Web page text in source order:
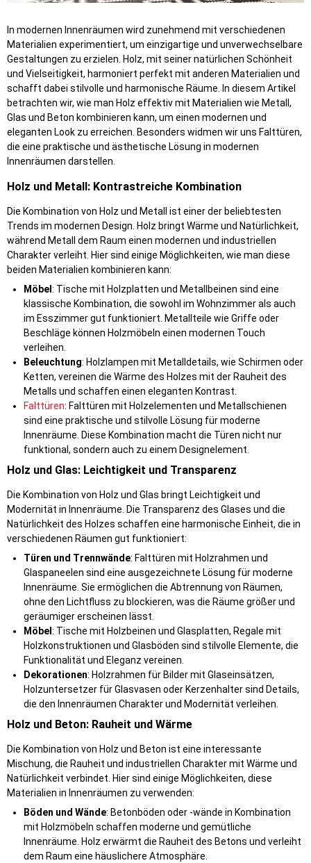
In modernen Innenräumen wird zunehmend mit verschiedenen
Materialien experimentiert, um einzigartige und unverwechselbare
Gestaltungen zu erzielen. Holz, mit seiner natürlichen Schönheit
und Vielseitigkeit, harmoniert perfekt mit anderen Materialien und
schafft dabei stilvolle und harmonische Räume. In diesem Artikel
betrachten wir, wie man Holz effektiv mit Materialien wie Metall,
Glas und Beton kombinieren kann, um einen modernen und
eleganten Look zu erreichen. Besonders widmen wir uns Falttüren,
die eine praktische und ästhetische Lösung in modernen
Innenräumen darstellen.
Holz und Metall: Kontrastreiche Kombination
Die Kombination von Holz und Metall ist einer der beliebtesten
Trends im modernen Design. Holz bringt Wärme und Natürlichkeit,
während Metall dem Raum einen modernen und industriellen
Charakter verleiht. Hier sind einige Möglichkeiten, wie man diese
beiden Materialien kombinieren kann:
Möbel : Tische mit Holzplatten und Metallbeinen sind eine
klassische Kombination, die sowohl im Wohnzimmer als auch
im Esszimmer gut funktioniert. Metallteile wie Griffe oder
Beschläge können Holzmöbeln einen modernen Touch
verleihen.
Beleuchtung: Holzlampen mit Metalldetails, wie Schirmen oder
Ketten, vereinen die Wärme des Holzes mit der Rauheit des
Metalls und schaffen einen eleganten Kontrast.
Falttüren: Falttüren mit Holzelementen und Metallschienen
sind eine praktische und stilvolle Lösung für moderne
Innenräume. Diese Kombination macht die Türen nicht nur
funktional, sondern auch zu einem Designelement.
Holz und Glas: Leichtigkeit und Transparenz
Die Kombination von Holz und Glas bringt Leichtigkeit und
Modernität in Innenräume. Die Transparenz des Glases und die
Natürlichkeit des Holzes schaffen eine harmonische Einheit, die in
verschiedenen Räumen gut funktioniert:
Türen und Trennwände: Falttüren mit Holzrahmen und
Glaspaneelen sind eine ausgezeichnete Lösung für moderne
Innenräume. Sie ermöglichen die Abtrennung von Räumen,
ohne den Lichtfluss zu blockieren, was die Räume größer und
geräumiger erscheinen lässt.
Möbel : Tische mit Holzbeinen und Glasplatten, Regale mit
Holzkonstruktionen und Glasböden sind stilvolle Elemente, die
Funktionalität und Eleganz vereinen.
Dekorationen: Holzrahmen für Bilder mit Glaseinsätzen,
Holzuntersetzer für Glasvasen oder Kerzenhalter sind Details,
die den Innenräumen Charakter und Modernität verleihen.
Holz und Beton: Rauheit und Wärme
Die Kombination von Holz und Beton ist eine interessante
Mischung, die Rauheit und industriellen Charakter mit Wärme und
Natürlichkeit verbindet. Hier sind einige Möglichkeiten, diese
Materialien in Innenräumen zu verwenden:
Böden und Wände: Betonböden oder -wände in Kombination
mit Holzmöbeln schaffen moderne und gemütliche
Innenräume. Holz erwärmt die Rauheit des Betons und verleiht
dem Raum eine häuslichere Atmosphäre.